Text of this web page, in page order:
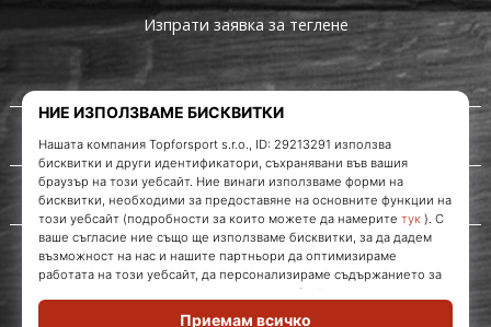
За нас
Обслужване на клиенти
Изпрати заявка за теглене